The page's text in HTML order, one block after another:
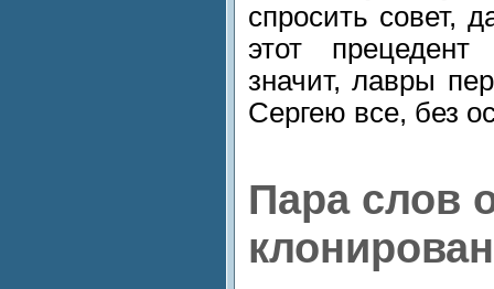
спросить совет,
этот
значит, лавры
Сергею все, без
Пара слов